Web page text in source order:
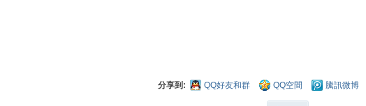
分享到: QQ好友和群 QQ空間 騰訊微博